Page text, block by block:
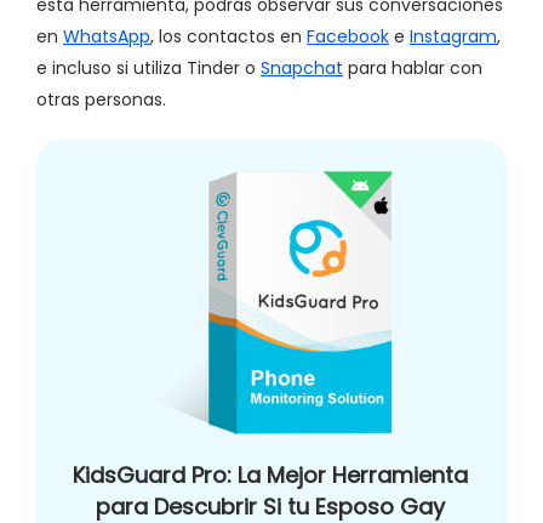
en WhatsApp, los contactos en Facebook e Instagram,
e incluso si utiliza Tinder o Snapchat para hablar con
otras personas.
KidsGuard Pro: La Mejor Herramienta
para Descubrir Si tu Esposo Gay